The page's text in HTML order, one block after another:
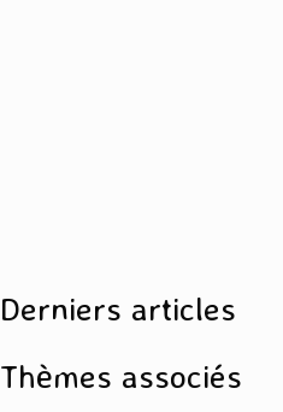
Derniers articles
Thèmes associés